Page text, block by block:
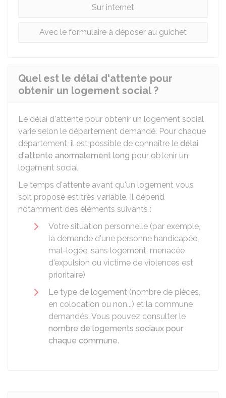
Sur internet
Avec le formulaire à déposer au guichet
Quel est le délai d'attente pour
obtenir un logement social ?
Le délai d'attente pour obtenir un logement social
varie selon le département demandé. Pour chaque
département, il est possible de connaître le délai
d'attente anormalement long pour obtenir un
logement social.
Le temps d'attente avant qu'un logement vous
soit proposé est très variable. Il dépend
notamment des éléments suivants :
Votre situation personnelle (par exemple,
la demande d'une personne handicapée,
mal-logée, sans logement, menacée
d'expulsion ou victime de violences est
prioritaire)
Le type de logement (nombre de pièces,
en colocation ou non...) et la commune
demandés. Vous pouvez consulter le
nombre de logements sociaux pour
chaque commune.